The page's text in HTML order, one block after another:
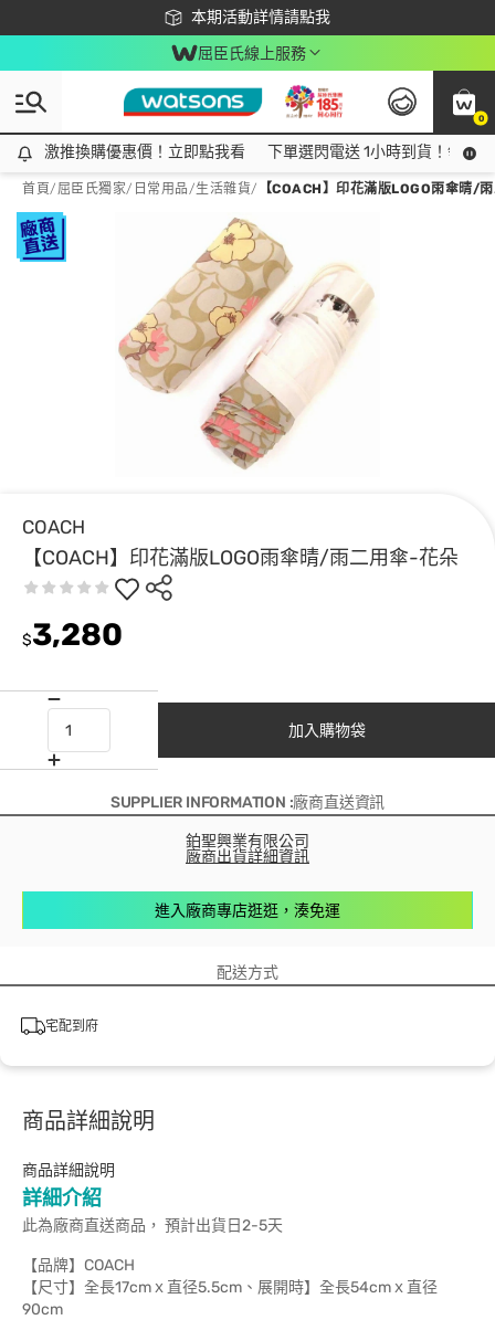
本期活動詳情請點我
下載app最高回饋$350
屈臣氏線上服務
0
激推換購優惠價！立即點我看
激推換購優惠價！立即點我看 下單選閃電送 1小時到貨！領神
首頁/ 屈臣氏獨家/ 日常用品/生活雜貨/ 【COACH】印花滿版LOGO雨傘晴/
COACH
【COACH】印花滿版LOGO雨傘晴/雨二用傘-花朵
$3,280
加入購物袋
SUPPLIER INFORMATION :廠商直送資訊
鉑聖興業有限公司
廠商出貨詳細資訊
進入廠商專店逛逛，湊免運
配送方式
宅配到府
商品詳細說明
商品詳細說明
詳細介紹
此為廠商直送商品， 預計出貨日2-5天
【品牌】COACH
【尺寸】全長17cmｘ直径5.5cm、展開時】全長54cmｘ直径
90cm